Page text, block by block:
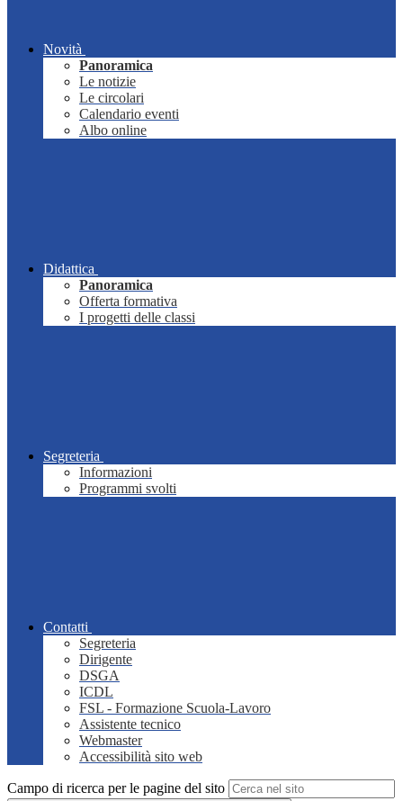
Novità
Panoramica
Le notizie
Le circolari
Calendario eventi
Albo online
Didattica
Panoramica
Offerta formativa
I progetti delle classi
Segreteria
Informazioni
Programmi svolti
Contatti
Segreteria
Dirigente
DSGA
ICDL
FSL - Formazione Scuola-Lavoro
Assistente tecnico
Webmaster
Accessibilità sito web
Campo di ricerca per le pagine del sito